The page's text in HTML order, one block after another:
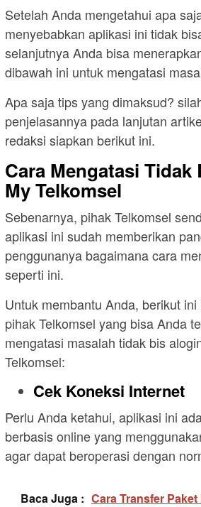
Setelah Anda mengetahui apa
menyebabkan aplikasi ini tidak
selanjutnya Anda bisa
dibawah ini untuk mengatasi
Apa saja tips yang dimaksud?
penjelasannya pada lanjutan
redaksi siapkan berikut ini.
Cara Mengatasi
My Telkomsel
Sebenarnya, pihak Telkomsel
aplikasi ini sudah memberikan
penggunanya bagaimana cara
seperti ini.
Untuk membantu Anda, berikut
pihak Telkomsel yang bisa Anda
mengatasi masalah tidak bis
Telkomsel:
Cek Koneksi Internet
Perlu Anda ketahui, aplikasi ini
berbasis online yang
agar dapat beroperasi dengan
Baca Juga : Cara Transfer